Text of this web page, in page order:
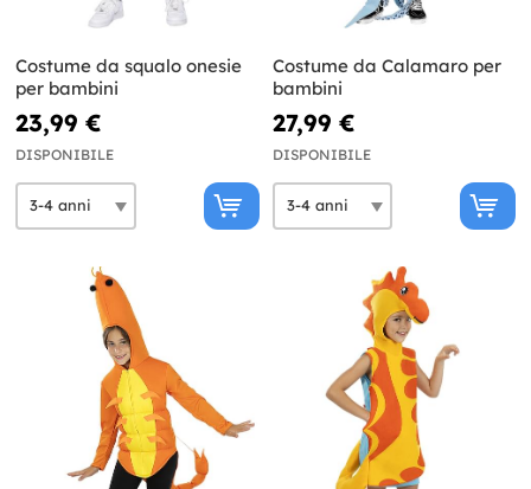
Costume da squalo onesie
per bambini
23,99 €
DISPONIBILE
Costume da Calamaro per
bambini
27,99 €
DISPONIBILE